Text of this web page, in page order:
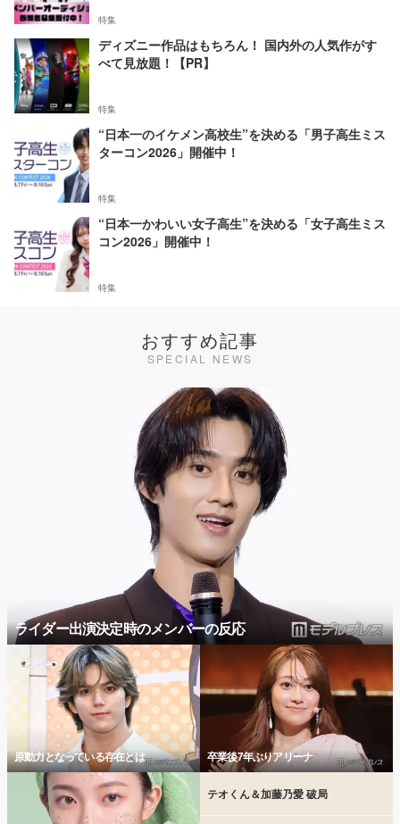
特集
ディズニー作品はもちろん！ 国内外の人気作がす
べて見放題！【PR】
特集
“日本一のイケメン高校生”を決める「男子高生ミス
ターコン2026」開催中！
特集
“日本一かわいい女子高生”を決める「女子高生ミス
コン2026」開催中！
特集
おすすめ記事
SPECIAL NEWS
ライダー出演決定時のメンバーの反応
原動力となっている存在とは 卒業後7年ぶりアリーナ
テオくん＆加藤乃愛 破局